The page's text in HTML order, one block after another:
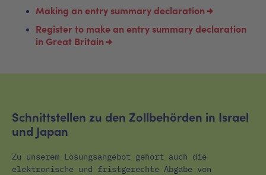
Making an entry summary declaration
Register to make an entry summary declaration
in Great Britain
Schnittstellen zu den Zollbehörden in Israel
und Japan
Zu unserem Lösungsangebot gehört auch die
elektronische und fristgerechte Abgabe von